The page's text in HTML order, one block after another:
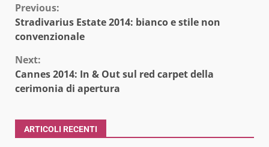
Continue
Reading
Previous:
Stradivarius Estate 2014: bianco e stile non
convenzionale
Next:
Cannes 2014: In & Out sul red carpet della
cerimonia di apertura
ARTICOLI RECENTI